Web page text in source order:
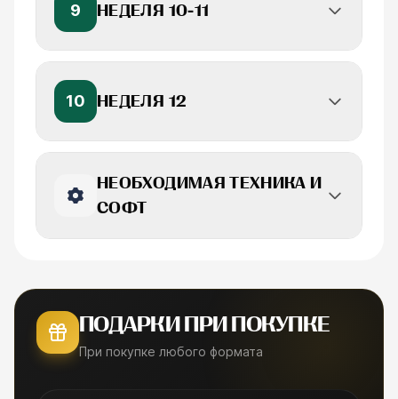
9 НЕДЕЛЯ 10-11
10 НЕДЕЛЯ 12
НЕОБХОДИМАЯ ТЕХНИКА И
СОФТ
ПОДАРКИ ПРИ ПОКУПКЕ
При покупке любого формата